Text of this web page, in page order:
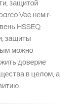
защитой
Vee нем.r-
HSSEQ
защиты
можно
доверие
в целом, а